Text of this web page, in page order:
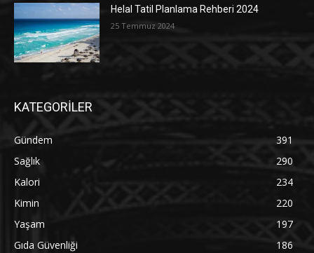
Helal Tatil Planlama Rehberi 2024
25 Temmuz 2024
KATEGORİLER
Gündem
391
Sağlık
290
Kalori
234
Kimin
220
Yaşam
197
Gıda Güvenliği
186